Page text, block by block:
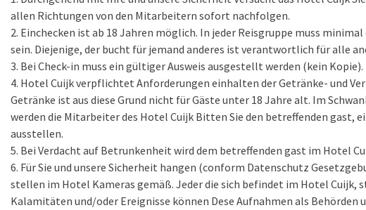
allen Richtungen von den Mitarbeitern sofort nachfolgen.
Einchecken ist ab 18 Jahren möglich. In jeder Reisgruppe muss
sein. Diejenige, der bucht für jemand anderes ist verantwortlich für alle
Bei Check-in muss ein gültiger Ausweis ausgestellt werden (kein Kopie).
Hotel Cuijk verpflichtet Anforderungen einhalten der Getränke- und
Getränke ist aus diese Grund nicht für Gäste unter 18 Jahre alt. Im
werden die Mitarbeiter des Hotel Cuijk Bitten Sie den betreffenden gast,
ausstellen.
Bei Verdacht auf Betrunkenheit wird dem betreffenden gast im Hotel
Für Sie und unsere Sicherheit hangen (conform Datenschutz
stellen im Hotel Kameras gemäß. Jeder die sich befindet im Hotel Cuijk,
Kalamitäten und/oder Ereignisse können Dese Aufnahmen als